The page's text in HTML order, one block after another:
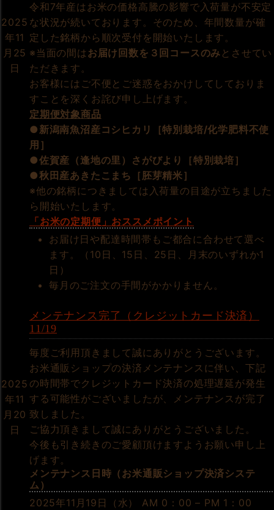
2025
年11
月25
日
令和7年産はお米の価格高騰の影響で入荷量が不安定
な状況が続いております。そのため、年間数量が確
定した銘柄から順次受付を開始いたします。
※当面の間は お届け回数を３回コースのみ とさせてい
ただきます。
お客様にはご不便とご迷惑をおかけしてしておりま
すことを深くお詫び申し上げます。
定期便対象商品
●新潟南魚沼産コシヒカリ［特別栽培/化学肥料不使
用］
●佐賀産（逢地の里）さがびより［特別栽培］
●秋田産あきたこまち［胚芽精米］
※他の銘柄につきましては入荷量の目途が立ちました
ら開始いたします。
「お米の定期便」おススメポイント
お届け日や配達時間帯もご都合に合わせて選べ
ます。（10日、15日、25日、月末のいずれか1
日）
毎月のご注文の手間がかかりません。
2025
年11
月20
日
メンテナンス完了（クレジットカード決済）
11/19
毎度ご利用頂きまして誠にありがとうございます。
お米通販ショップの決済メンテナンスに伴い、下記
の時間帯でクレジットカード決済の処理遅延が発生
する可能性がございましたが、メンテナンスが完了
致しました。
ご協力頂きまして誠にありがとうございました。
今後も引き続きのご愛顧頂けますようお願い申し上
げます。
メンテナンス日時（お米通販ショップ決済システ
ム）
2025年11月19日（水） AM 0：00 – PM 1：00